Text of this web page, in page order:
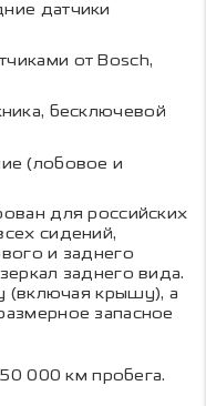
датчики
от Bosch,
бесключевой
(лобовое и
для российских
сидений,
и заднего
заднего вида.
(включая крышу), а
запасное
000 км пробега.